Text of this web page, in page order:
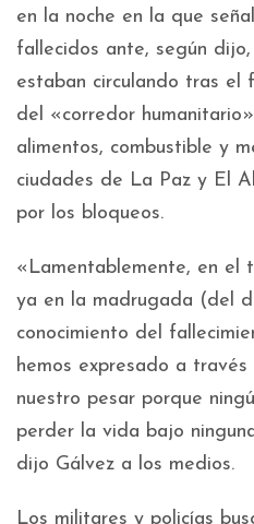
en la noche en la que
fallecidos ante, según
estaban circulando tras el
del «corredor
alimentos, combustible y
ciudades de La Paz y El
por los bloqueos.
«Lamentablemente, en el
ya en la madrugada (del
conocimiento del
hemos expresado a
nuestro pesar porque
perder la vida bajo
dijo Gálvez a los medios.
Los militares y policías